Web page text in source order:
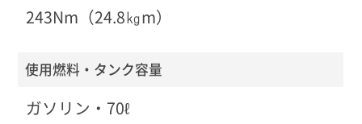
243Nm（24.8㎏m）
使用燃料・タンク容量
ガソリン・70ℓ